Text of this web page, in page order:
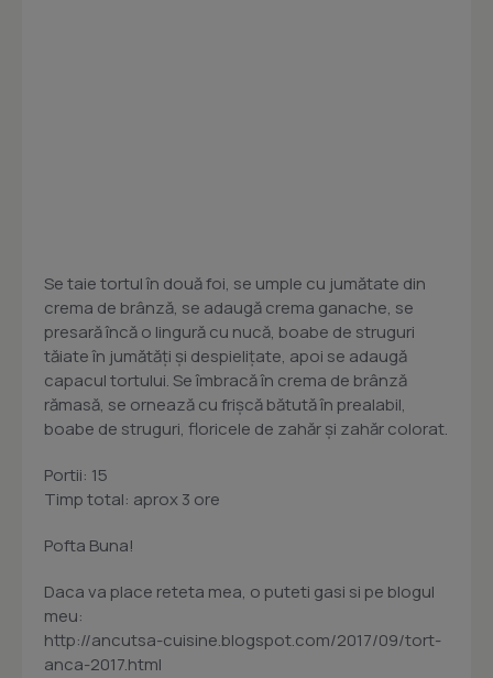
Se taie tortul în două foi, se umple cu jumătate din
crema de brânză, se adaugă crema ganache, se
presară încă o lingură cu nucă, boabe de struguri
tăiate în jumătăţi şi despieliţate, apoi se adaugă
capacul tortului. Se îmbracă în crema de brânză
rămasă, se ornează cu frişcă bătută în prealabil,
boabe de struguri, floricele de zahăr şi zahăr colorat.
Portii: 15
Timp total: aprox 3 ore
Pofta Buna!
Daca va place reteta mea, o puteti gasi si pe blogul
meu:
http://ancutsa-cuisine.blogspot.com/2017/09/tort-
anca-2017.html